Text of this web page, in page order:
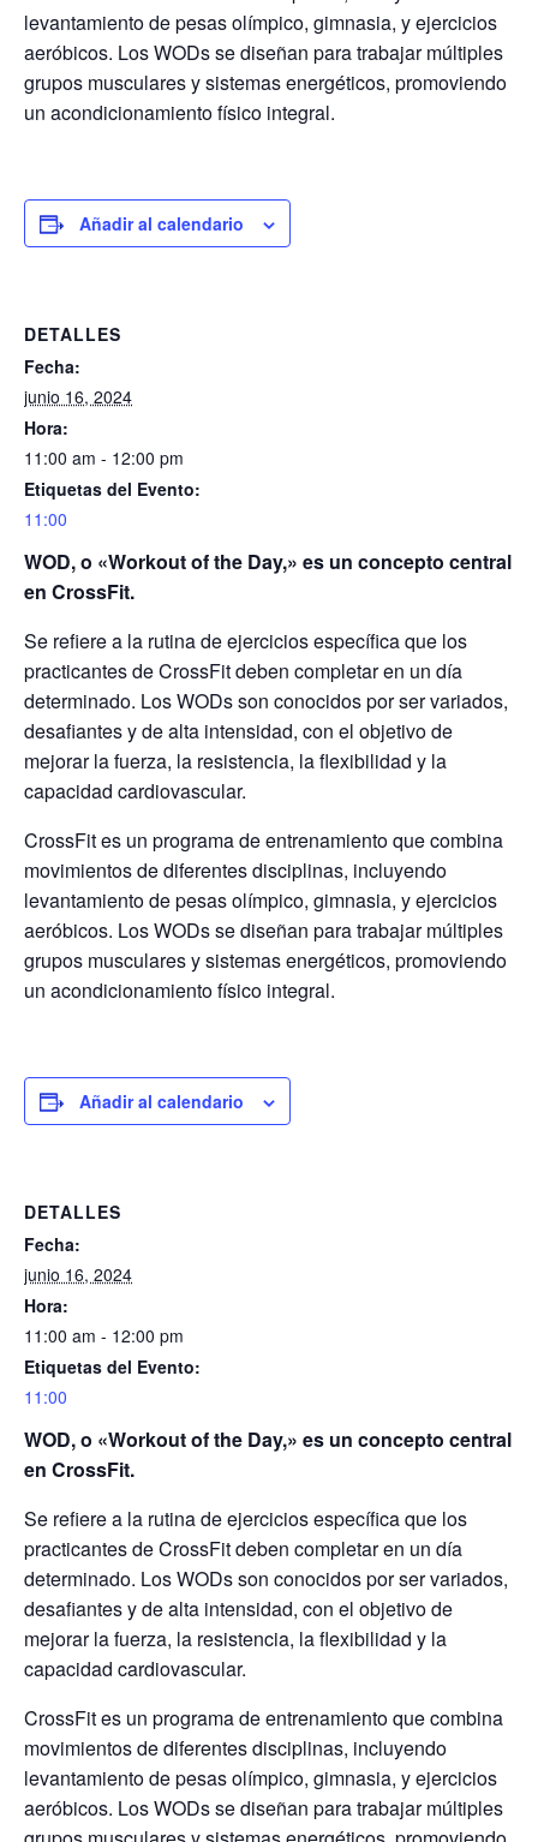
levantamiento de pesas olímpico, gimnasia, y ejercicios
aeróbicos. Los WODs se diseñan para trabajar múltiples
grupos musculares y sistemas energéticos, promoviendo
un acondicionamiento físico integral.
Añadir al calendario
DETALLES
Fecha:
junio 16, 2024
Hora:
11:00 am - 12:00 pm
Etiquetas del Evento:
11:00
WOD, o «Workout of the Day,» es un concepto central
en CrossFit.
Se refiere a la rutina de ejercicios específica que los
practicantes de CrossFit deben completar en un día
determinado. Los WODs son conocidos por ser variados,
desafiantes y de alta intensidad, con el objetivo de
mejorar la fuerza, la resistencia, la flexibilidad y la
capacidad cardiovascular.
CrossFit es un programa de entrenamiento que combina
movimientos de diferentes disciplinas, incluyendo
levantamiento de pesas olímpico, gimnasia, y ejercicios
aeróbicos. Los WODs se diseñan para trabajar múltiples
grupos musculares y sistemas energéticos, promoviendo
un acondicionamiento físico integral.
Añadir al calendario
DETALLES
Fecha:
junio 16, 2024
Hora:
11:00 am - 12:00 pm
Etiquetas del Evento:
11:00
WOD, o «Workout of the Day,» es un concepto central
en CrossFit.
Se refiere a la rutina de ejercicios específica que los
practicantes de CrossFit deben completar en un día
determinado. Los WODs son conocidos por ser variados,
desafiantes y de alta intensidad, con el objetivo de
mejorar la fuerza, la resistencia, la flexibilidad y la
capacidad cardiovascular.
CrossFit es un programa de entrenamiento que combina
movimientos de diferentes disciplinas, incluyendo
levantamiento de pesas olímpico, gimnasia, y ejercicios
aeróbicos. Los WODs se diseñan para trabajar múltiples